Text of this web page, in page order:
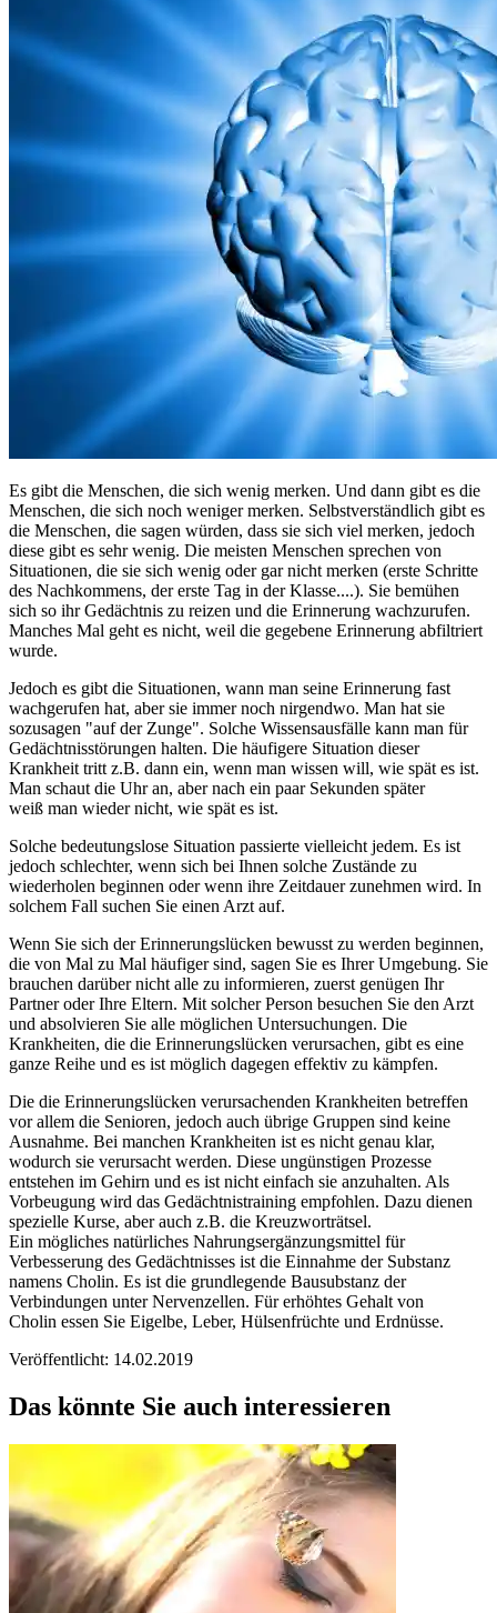
Es gibt die Menschen, die sich wenig merken. Und dann gibt es die
Menschen, die sich noch weniger merken. Selbstverständlich gibt es
die Menschen, die sagen würden, dass sie sich viel merken, jedoch
diese gibt es sehr wenig. Die meisten Menschen sprechen von
Situationen, die sie sich wenig oder gar nicht merken (erste Schritte
des Nachkommens, der erste Tag in der Klasse....). Sie bemühen
sich so ihr Gedächtnis zu reizen und die Erinnerung wachzurufen.
Manches Mal geht es nicht, weil die gegebene Erinnerung abfiltriert
wurde.
Jedoch es gibt die Situationen, wann man seine Erinnerung fast
wachgerufen hat, aber sie immer noch nirgendwo. Man hat sie
sozusagen "auf der Zunge". Solche Wissensausfälle kann man für
Gedächtnisstörungen halten. Die häufigere Situation dieser
Krankheit tritt z.B. dann ein, wenn man wissen will, wie spät es ist.
Man schaut die Uhr an, aber nach ein paar Sekunden später
weiß man wieder nicht, wie spät es ist.
Solche bedeutungslose Situation passierte vielleicht jedem. Es ist
jedoch schlechter, wenn sich bei Ihnen solche Zustände zu
wiederholen beginnen oder wenn ihre Zeitdauer zunehmen wird. In
solchem Fall suchen Sie einen Arzt auf.
Wenn Sie sich der Erinnerungslücken bewusst zu werden beginnen,
die von Mal zu Mal häufiger sind, sagen Sie es Ihrer Umgebung. Sie
brauchen darüber nicht alle zu informieren, zuerst genügen Ihr
Partner oder Ihre Eltern. Mit solcher Person besuchen Sie den Arzt
und absolvieren Sie alle möglichen Untersuchungen. Die
Krankheiten, die die Erinnerungslücken verursachen, gibt es eine
ganze Reihe und es ist möglich dagegen effektiv zu kämpfen.
Die die Erinnerungslücken verursachenden Krankheiten betreffen
vor allem die Senioren, jedoch auch übrige Gruppen sind keine
Ausnahme. Bei manchen Krankheiten ist es nicht genau klar,
wodurch sie verursacht werden. Diese ungünstigen Prozesse
entstehen im Gehirn und es ist nicht einfach sie anzuhalten. Als
Vorbeugung wird das Gedächtnistraining empfohlen. Dazu dienen
spezielle Kurse, aber auch z.B. die Kreuzworträtsel.
Ein mögliches natürliches Nahrungsergänzungsmittel für
Verbesserung des Gedächtnisses ist die Einnahme der Substanz
namens Cholin. Es ist die grundlegende Bausubstanz der
Verbindungen unter Nervenzellen. Für erhöhtes Gehalt von
Cholin essen Sie Eigelbe, Leber, Hülsenfrüchte und Erdnüsse.
Veröffentlicht: 14.02.2019
Das könnte Sie auch interessieren